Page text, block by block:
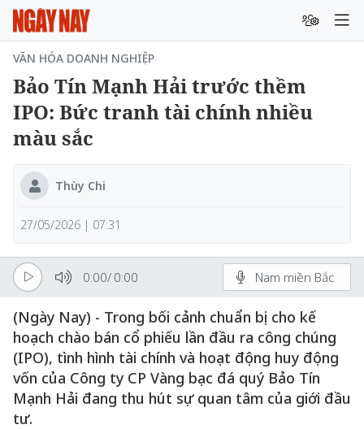
VĂN HÓA DOANH NGHIỆP
Bảo Tín Mạnh Hải trước thềm
IPO: Bức tranh tài chính nhiều
màu sắc
Thùy Chi
27/05/2026 | 07:31
0:00/ 0:00 Nam miền Bắc
(Ngày Nay) - Trong bối cảnh chuẩn bị cho kế
hoạch chào bán cổ phiếu lần đầu ra công chúng
(IPO), tình hình tài chính và hoạt động huy động
vốn của Công ty CP Vàng bạc đá quý Bảo Tín
Mạnh Hải đang thu hút sự quan tâm của giới đầu
tư.